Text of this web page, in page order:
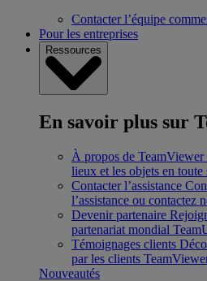
Contacter l’équipe
Pour les entreprises
Ressources
En savoir plus sur
À propos de TeamViewer
lieux et les objets en toute
Contacter l’assistance
l’assistance ou contactez
Devenir partenaire
partenariat mondial
Témoignages clients
par les clients
Nouveautés